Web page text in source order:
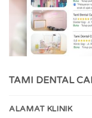
TAMI DENTAL
ALAMAT KLINIK